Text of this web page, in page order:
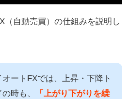
（自動売買）の仕組みを説明し
オートFXでは、上昇・下降ト
時も、
「上がり下がりを繰